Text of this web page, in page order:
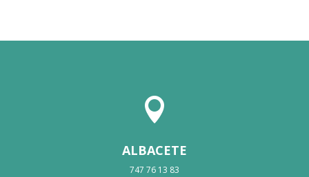

ALBACETE
747 76 13 83